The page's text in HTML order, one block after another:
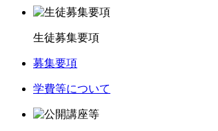
生徒募集要項
募集要項
学費等について